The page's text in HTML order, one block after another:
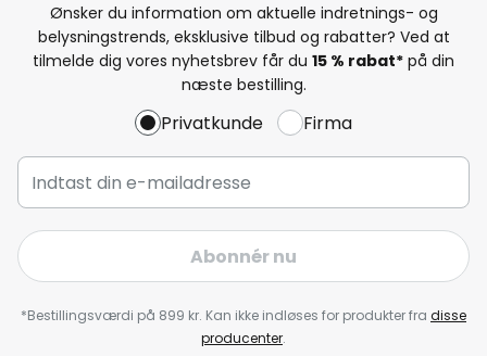
Ønsker du information om aktuelle indretnings- og
belysningstrends, eksklusive tilbud og rabatter? Ved at
tilmelde dig vores nyhetsbrev får du 15 % rabat* på din
næste bestilling.
Privatkunde Firma
Abonnér nu
*Bestillingsværdi på 899 kr. Kan ikke indløses for produkter fra disse
producenter.